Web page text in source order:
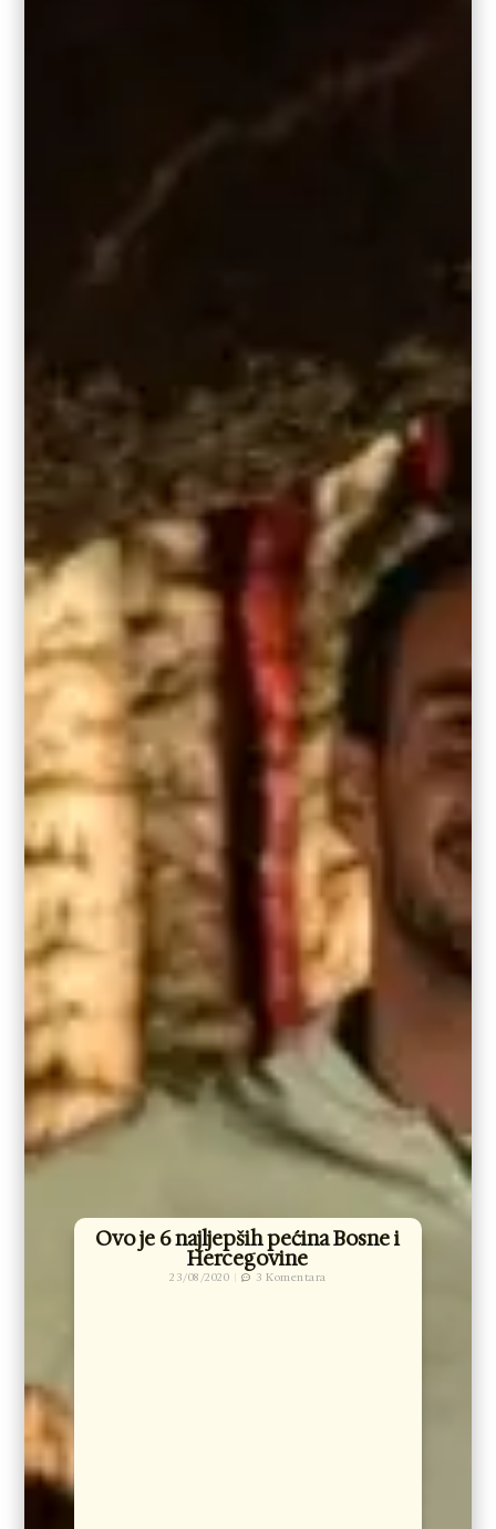
Ovo je 6 najljepših pećina Bosne i
Hercegovine
23/08/2020 3 Komentara